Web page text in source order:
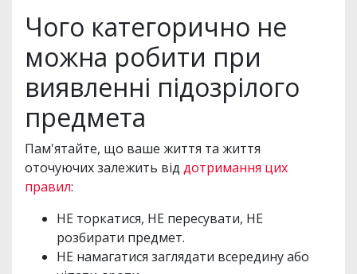
Чого категорично не
можна робити при
виявленні підозрілого
предмета
Пам'ятайте, що ваше життя та життя
оточуючих залежить від дотримання цих
правил:
НЕ торкатися, НЕ пересувати, НЕ
розбирати предмет.
НЕ намагатися заглядати всередину або